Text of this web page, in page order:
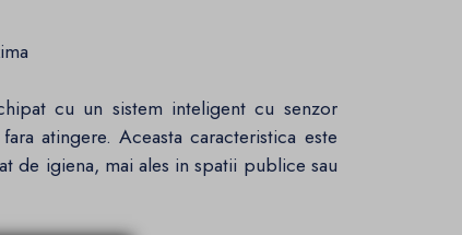
cu un sistem inteligent cu senzor
atingere. Aceasta caracteristica este
de igiena, mai ales in spatii publice sau